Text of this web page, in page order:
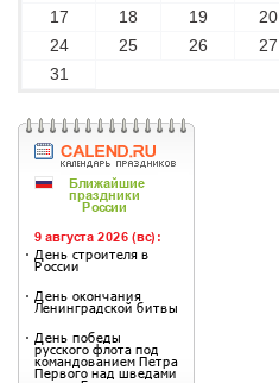
17
18 19 20
24
25 26 27
31